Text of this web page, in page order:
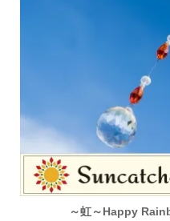
～虹～Happy